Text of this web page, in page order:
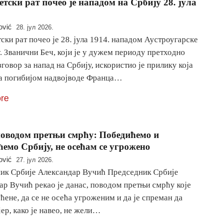
28. јул 2026.
рат почео је 28. јула 1914. нападом Аустроугарске
Званични Беч, који је у дужем периоду претходно
за напад на Србију, искористио је прилику која
погибијом надвојводе Франца…
претњи смрћу: Победићемо и
Србију, не осећам се угрожено
27. јул 2026.
Србије Александар Вучић Председник Србије
Вучић рекао је данас, поводом претњи смрћу које
да се не осећа угроженим и да је спреман да
како је навео, не жели…